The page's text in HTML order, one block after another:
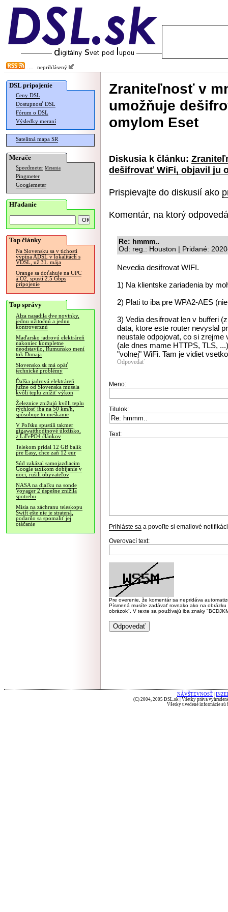
neprihlásený
DSL pripojenie
Ceny DSL
Dostupnosť DSL
Fórum o DSL
Výsledky meraní
Satelitná mapa SR
Merače
Speedmeter Merania
Pingmeter
Googlemeter
Hľadanie
Top články
Na Slovensku sa v tichosti
vypína ADSL v lokalitách s
VDSL, už 31. mája
Orange sa doťahuje na UPC
a O2, spustí 2.5 Gbps
pripojenie
Top správy
Alza nasadila dve novinky,
jednu užitočnú a jednu
kontroverznú
Maďarsko jadrovú elektráreň
nakoniec kompletne
neodstavilo, Rumunsko mení
tok Dunaja
Slovensko.sk má opäť
technické problémy
Ďalšia jadrová elektráreň
južne od Slovenska musela
kvôli teplu znížiť výkon
Železnice znižujú kvôli teplu
rýchlosť iba na 50 km/h,
spôsobuje to meškanie
V Poľsku spustili takmer
gigawatthodinové úložisko,
z LiFePO4 článkov
Telekom pridal 12 GB balík
pre Easy, chce zaň 12 eur
Súd zakázal samojazdiacim
Google taxíkom dobíjanie v
noci, rušili obyvateľov
NASA na diaľku na sonde
Voyager 2 úspešne znížila
spotrebu
Misia na záchranu teleskopu
Swift ešte nie je stratená,
podarilo sa spomaliť jej
otáčanie
Zraniteľnosť v
umožňuje
omylom Eset
Diskusia k článku:
dešifrovať WiFi, objavil ju
Prispievajte do diskusií ako
Komentár, na ktorý
Re: hmmm..
Od: reg.: Houston | Pridané:
Nevedia desifrovat WIFI.
1) Na klientske zariadenia by
2) Plati to iba pre WPA2-AES
3) Vedia desifrovat len v bufferi
data, ktore este router nevyslal
neustale odpojovat, co si
(ale dnes mame HTTPS, TLS,
"volnej" WiFi. Tam je vidiet
Odpovedať
Meno:
Titulok:
Text:
Prihláste sa a povoľte si emailové
Overovací text:
Pre overenie, že komentár sa nepridáva
Písmená musíte zadávať rovnako ako na
obrázok". V texte sa používajú iba znaky
NÁVŠTEVNOSŤ
(C) 2004, 2005 DSL.sk | Všetky práva
Všetky uvedené informácie sú